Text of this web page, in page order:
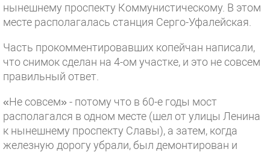
нынешнему проспекту Коммунистическому. В этом
месте располагалась станция Серго-Уфалейская.
Часть прокомментировавших копейчан написали,
что снимок сделан на 4-ом участке, и это не совсем
правильный ответ.
«Не совсем» - потому что в 60-е годы мост
располагался в одном месте (шел от улицы Ленина
к нынешнему проспекту Славы), а затем, когда
железную дорогу убрали, был демонтирован и